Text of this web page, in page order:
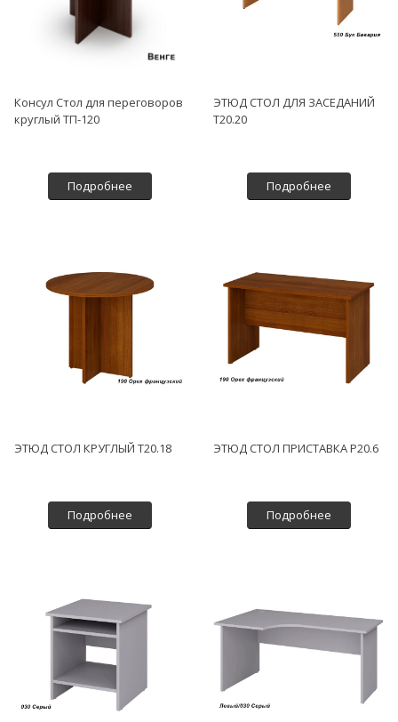
Консул Стол для переговоров
круглый ТП-120
Подробнее
ЭТЮД СТОЛ ДЛЯ ЗАСЕДАНИЙ
Т20.20
Подробнее
ЭТЮД СТОЛ КРУГЛЫЙ Т20.18
Подробнее
ЭТЮД СТОЛ ПРИСТАВКА Р20.6
Подробнее